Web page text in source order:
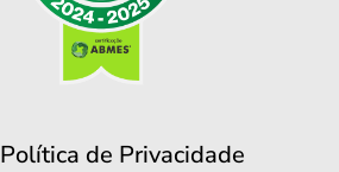
Política de Privacidade